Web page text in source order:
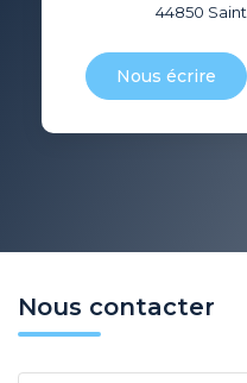
44850
Nous écrire
Nous contacter